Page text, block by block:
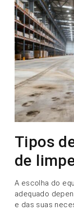
Tipos
de
A escolha do
adequado
e das suas